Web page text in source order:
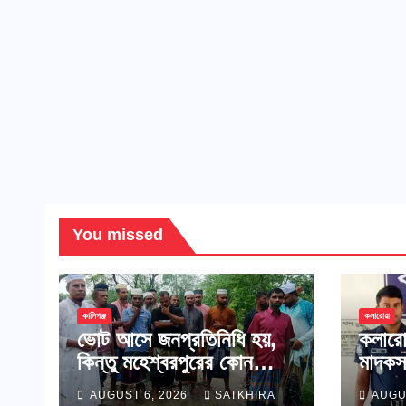
You missed
কালিগঞ্জ
ভোট আসে জনপ্রতিনিধি হয়,
কিন্তু মহেশ্বরপুরের কোন
উন্নয়ন হয়না
AUGUST 6, 2026 SATKHIRA
কলারোয়া